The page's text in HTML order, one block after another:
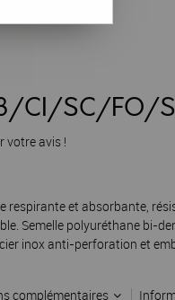
CI/SC/FO/
votre avis !
respirante et absorbante,
Semelle polyuréthane bi-
inox anti-perforation et
complémentaires